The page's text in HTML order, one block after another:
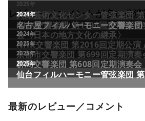
レビュー／コメントが多い公
最新のレビュー／コメント